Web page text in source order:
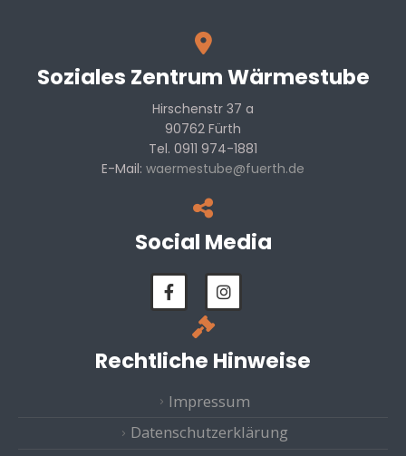
Soziales Zentrum Wärmestube
Hirschenstr 37 a
90762 Fürth
Tel. 0911 974-1881
E-Mail: waermestube@fuerth.de
Social Media
Rechtliche Hinweise
Impressum
Datenschutzerklärung